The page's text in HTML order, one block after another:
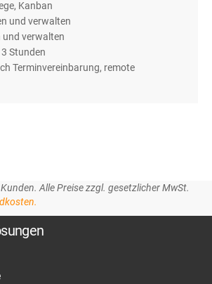
Kanban
und verwalten
und verwalten
Stunden
Terminvereinbarung, remote
Alle Preise zzgl. gesetzlicher MwSt.